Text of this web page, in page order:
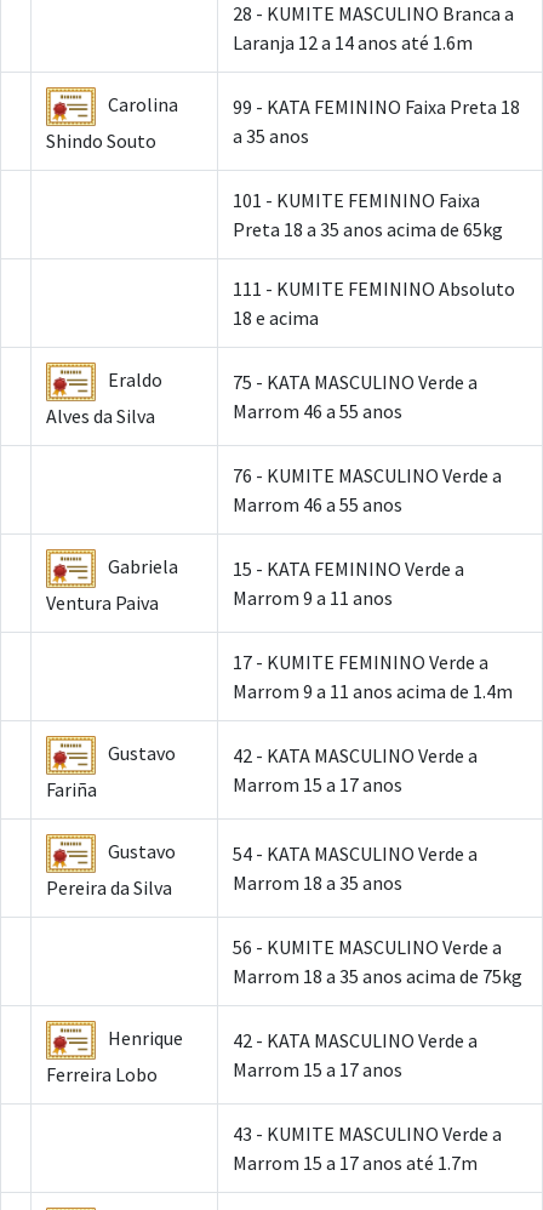
28 - KUMITE MASCULINO Branca a
Laranja 12 a 14 anos até 1.6m
Carolina
Shindo Souto
99 - KATA FEMININO Faixa Preta 18
a 35 anos
101 - KUMITE FEMININO Faixa
Preta 18 a 35 anos acima de 65kg
111 - KUMITE FEMININO Absoluto
18 e acima
Eraldo
Alves da Silva
75 - KATA MASCULINO Verde a
Marrom 46 a 55 anos
76 - KUMITE MASCULINO Verde a
Marrom 46 a 55 anos
Gabriela
Ventura Paiva
15 - KATA FEMININO Verde a
Marrom 9 a 11 anos
17 - KUMITE FEMININO Verde a
Marrom 9 a 11 anos acima de 1.4m
Gustavo
Fariña
42 - KATA MASCULINO Verde a
Marrom 15 a 17 anos
Gustavo
Pereira da Silva
54 - KATA MASCULINO Verde a
Marrom 18 a 35 anos
56 - KUMITE MASCULINO Verde a
Marrom 18 a 35 anos acima de 75kg
Henrique
Ferreira Lobo
42 - KATA MASCULINO Verde a
Marrom 15 a 17 anos
43 - KUMITE MASCULINO Verde a
Marrom 15 a 17 anos até 1.7m